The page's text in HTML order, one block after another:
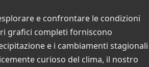
e confrontare le condizioni
grafici completi forniscono
e i cambiamenti stagionali
curioso del clima, il nostro